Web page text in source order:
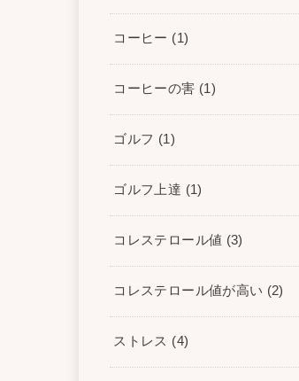
コーヒー (1)
コーヒーの害 (1)
ゴルフ (1)
ゴルフ上達 (1)
コレステロール値 (3)
コレステロール値が高い (2)
ストレス (4)